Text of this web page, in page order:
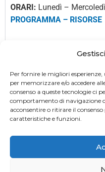
Per fornire le migliori
per memorizzare e/o accedere
consenso a queste tecnologie ci
comportamento di navigazione
acconsentire o ritirare il
caratteristiche e funzioni.
ORARI: Lunedì –
PROGRAMMA – RISORSE
TESI